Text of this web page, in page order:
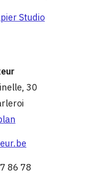
Studio
30
86 78